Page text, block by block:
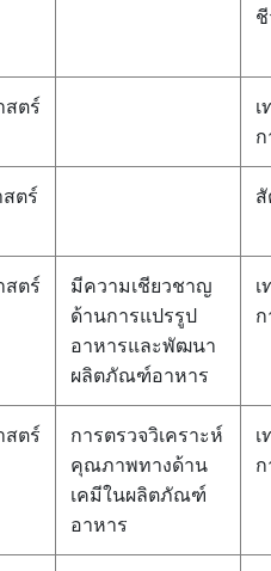
สตร์
ตร์
สตร์
มีความเชียวชาญ
ด้านการแปรรูป
อาหารและพัฒนา
ผลิตภัณฑ์อาหาร
สตร์
การตรวจวิเคราะห์
คุณภาพทางด้าน
เคมีในผลิตภัณฑ์
อาหาร